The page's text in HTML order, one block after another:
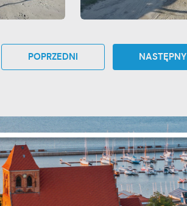
POPRZEDNI NASTĘPNY
zmienić ustawienia cookies lub
momencie możesz dokonać zmiany